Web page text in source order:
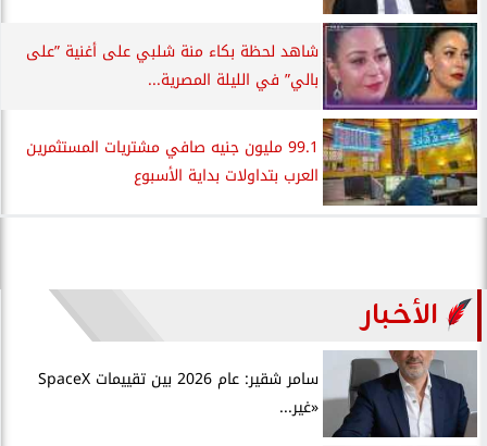
شاهد لحظة بكاء منة شلبي على أغنية ”على
بالي” في الليلة المصرية...
99.1 مليون جنيه صافي مشتريات المستثمرين
العرب بتداولات بداية الأسبوع
الأخبار
سامر شقير: عام 2026 بين تقييمات SpaceX
«غير...